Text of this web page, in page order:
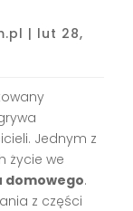
| lut 28,
Jednym z
życie we
domowego.
z części